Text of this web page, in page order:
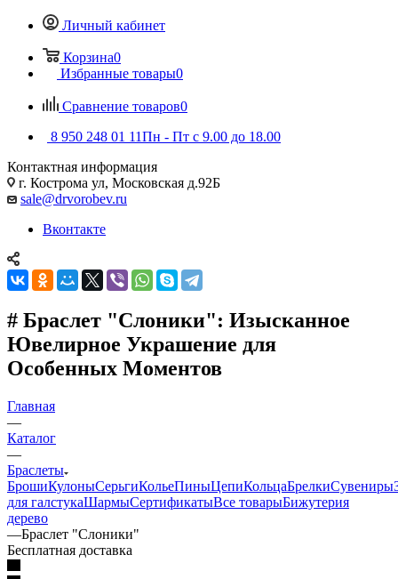
Личный кабинет
Корзина0
Избранные товары0
Сравнение товаров0
8 950 248 01 11Пн - Пт с 9.00 до 18.00
Контактная информация
г. Кострома ул, Московская д.92Б
sale@drvorobev.ru
Вконтакте
# Браслет "Слоники": Изысканное
Ювелирное Украшение для
Особенных Моментов
Главная
—
Каталог
—
Браслеты
БрошиКулоныСерьгиКольеПиныЦепиКольцаБрелкиСувениры
для галстукаШармыСертификатыВсе товарыБижутерия
дерево
—Браслет "Слоники"
Бесплатная доставка